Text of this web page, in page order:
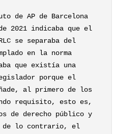
de AP de Barcelona
2021 indicaba que el
se separaba del
en la norma
que existía una
porque el
al primero de los
requisito, esto es,
de derecho público y
de lo contrario, el